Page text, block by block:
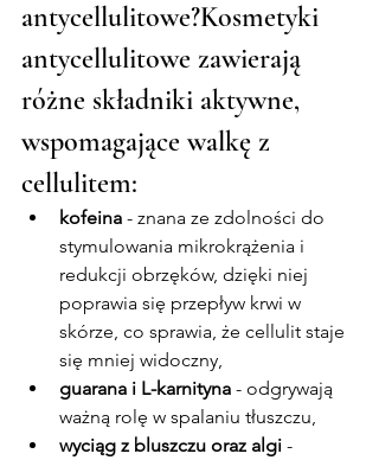
antycellulitowe?Kosmetyki
antycellulitowe zawierają
różne składniki aktywne,
wspomagające walkę z
cellulitem:
kofeina - znana ze zdolności do
stymulowania mikrokrążenia i
redukcji obrzęków, dzięki niej
poprawia się przepływ krwi w
skórze, co sprawia, że cellulit staje
się mniej widoczny,
guarana i L-karnityna - odgrywają
ważną rolę w spalaniu tłuszczu,
wyciąg z bluszczu oraz algi -